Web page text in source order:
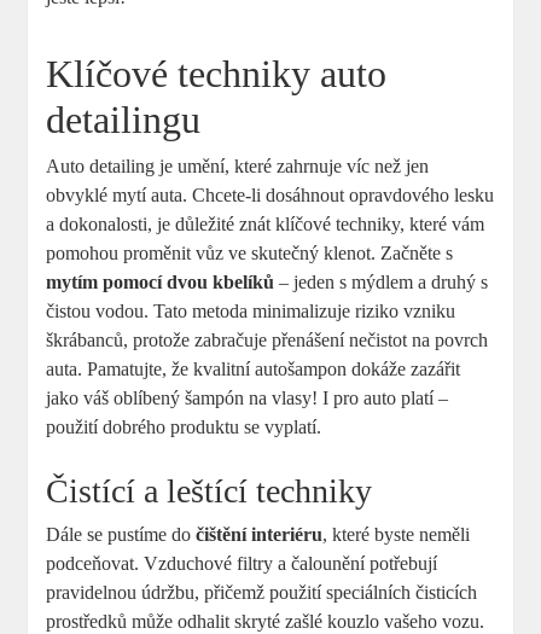
Klíčové⁤ techniky auto​
detailingu
Auto detailing je umění, ​které ⁢zahrnuje víc než jen
obvyklé‌ mytí auta. Chcete-li ​dosáhnout opravdového lesku
a dokonalosti, je ​důležité znát klíčové techniky, ⁣které vám‌
pomohou proměnit vůz ve skutečný ‍klenot.​ Začněte s
mytím pomocí ⁣dvou kbelíků ‌– jeden ⁤s ⁣mýdlem a druhý s
‍čistou vodou. Tato metoda minimalizuje riziko vzniku
škrábanců, ‌protože zabračuje přenášení⁣ nečistot na povrch
auta. Pamatujte, že kvalitní autošampon dokáže zazářit
jako‍ váš oblíbený šampón na vlasy! I pro ​auto​ platí –
použití dobrého ⁣produktu se vyplatí.
Čistící a leštící techniky
Dále ‌se pustíme dočištění ​interiéru, které byste‍ neměli
podceňovat. Vzduchové filtry‌ a čalounění potřebují​
pravidelnou​ údržbu, přičemž použití ⁢speciálních čisticích
prostředků může odhalit‍ skryté zašlé kouzlo vašeho vozu.